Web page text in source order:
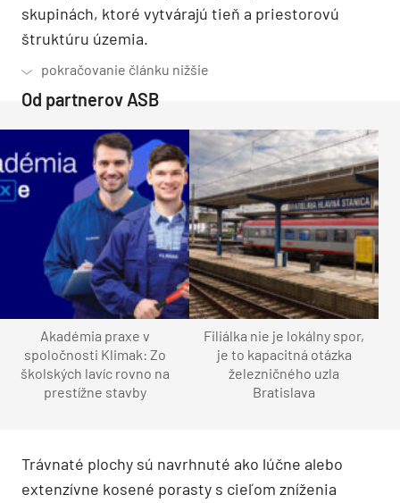
skupinách, ktoré vytvárajú tieň a priestorovú
štruktúru územia.
Od partnerov ASB
Akadémia praxe v
spoločnosti Klimak: Zo
školských lavíc rovno na
prestížne stavby
Filiálka nie je lokálny spor,
je to kapacitná otázka
železničného uzla
Bratislava
Trávnaté plochy sú navrhnuté ako lúčne alebo
extenzívne kosené porasty s cieľom zníženia